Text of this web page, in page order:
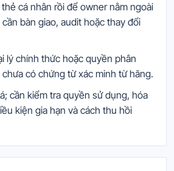
cá nhân rồi để owner nằm ngoài
bàn giao, audit hoặc thay đổi
lý chính thức hoặc quyền phân
có chứng từ xác minh từ hãng.
cần kiểm tra quyền sử dụng, hóa
kiện gia hạn và cách thu hồi